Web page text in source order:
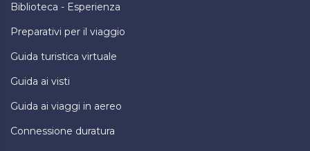
Biblioteca - Esperienza
Preparativi per il viaggio
Guida turistica virtuale
Guida ai visti
Guida ai viaggi in aereo
Connessione duratura